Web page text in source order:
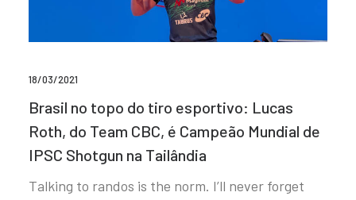
18/03/2021
Brasil no topo do tiro esportivo: Lucas
Roth, do Team CBC, é Campeão Mundial de
IPSC Shotgun na Tailândia
Talking to randos is the norm. I’ll never forget